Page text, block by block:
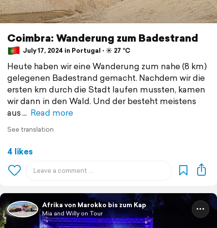
Coimbra: Wanderung zum Badestrand
July 17, 2024 in Portugal ⋅ ☀️ 27 °C
Heute haben wir eine Wanderung zum nahe (8 km)
gelegenen Badestrand gemacht. Nachdem wir die
ersten km durch die Stadt laufen mussten, kamen
wir dann in den Wald. Und der besteht meistens
aus
Read more
See translation
4 likes
Afrika von Marokko bis zum Kap
Mia and Willy on Tour